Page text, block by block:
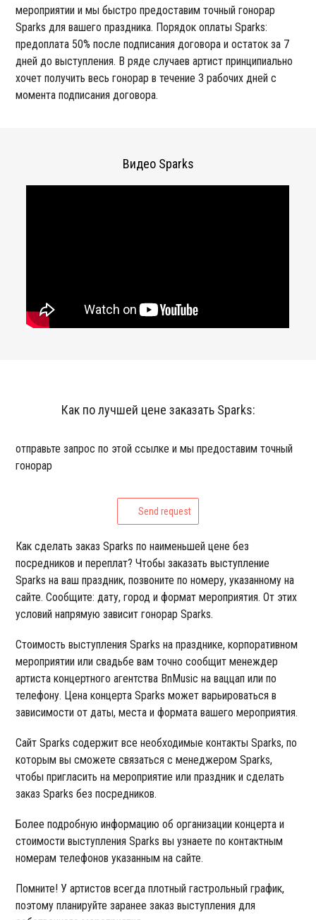
мероприятии и мы быстро предоставим точный гонорар
Sparks для вашего праздника. Порядок оплаты Sparks:
предоплата 50% после подписания договора и остаток за 7
дней до выступления. В ряде случаев артист принципиально
хочет получить весь гонорар в течение 3 рабочих дней с
момента подписания договора.
Видео Sparks
Как по лучшей цене заказать Sparks:
отправьте запрос по этой ссылке и мы предоставим точный
гонорар
Send request
Как сделать заказ Sparks по наименьшей цене без
посредников и переплат? Чтобы заказать выступление
Sparks на ваш праздник, позвоните по номеру, указанному на
сайте. Сообщите: дату, город и формат мероприятия. От этих
условий напрямую зависит гонорар Sparks.
Стоимость выступления Sparks на празднике, корпоративном
мероприятии или свадьбе вам точно сообщит менеждер
артиста концертного агентства BnMusic на ваццап или по
телефону. Цена концерта Sparks может варьироваться в
зависимости от даты, места и формата вашего мероприятия.
Сайт Sparks содержит все необходимые контакты Sparks, по
которым вы сможете связаться с менеджером Sparks,
чтобы пригласить на мероприятие или праздник и сделать
заказ Sparks без посредников.
Более подробную информацию об организации концерта и
стоимости выступления Sparks вы узнаете по контактным
номерам телефонов указанным на сайте.
Помните! У артистов всегда плотный гастрольный график,
поэтому планируйте заранее заказ выступления для